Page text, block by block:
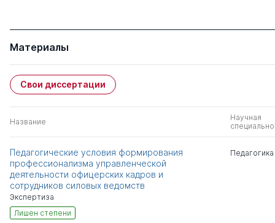
Материалы
Свои диссертации
Название
Научная
Педагогические условия формирования
профессионализма управленческой
деятельности офицерских кадров и
сотрудников силовых ведомств
Экспертиза
Лишен степени
Педагогика